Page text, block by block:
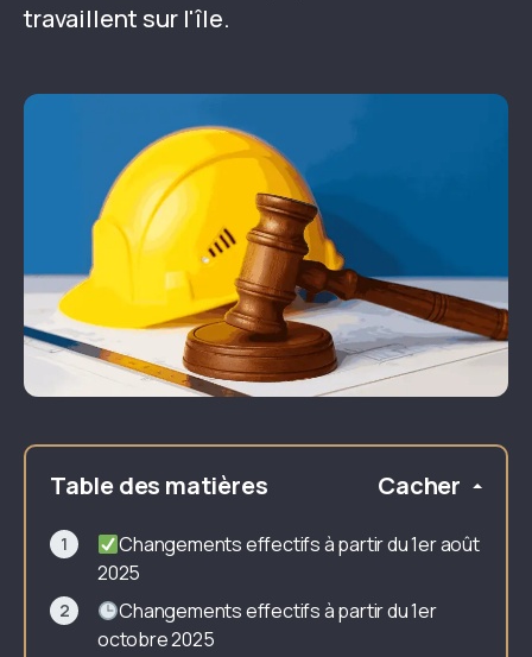
travaillent sur l'île.
Table des matières Cacher
Changements effectifs à partir du 1er août
2025
Changements effectifs à partir du 1er
octobre 2025